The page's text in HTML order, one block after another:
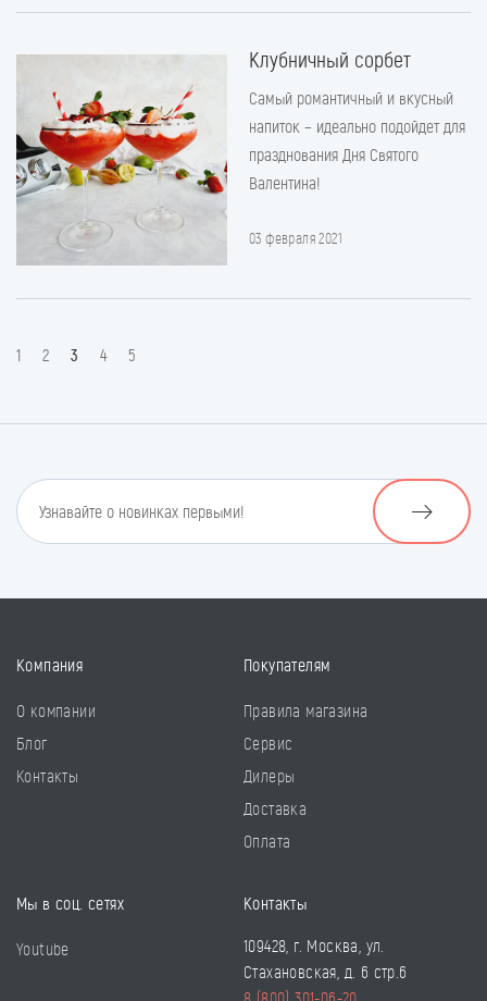
Клубничный сорбет
Самый романтичный и вкусный
напиток – идеально подойдет для
празднования Дня Святого
Валентина!
03 февраля 2021
1 2 3 4 5
Компания
О компании
Блог
Контакты
Покупателям
Правила магазина
Сервис
Дилеры
Доставка
Оплата
Мы в соц. сетях
Youtube
Контакты
109428, г. Москва, ул.
Стахановская, д. 6 стр.6